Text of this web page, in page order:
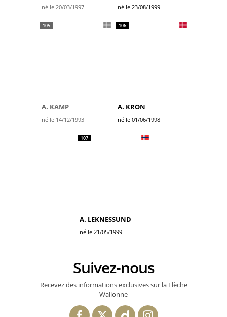
né le 20/03/1997 né le 23/08/1999
105
A. KAMP
né le 14/12/1993
106
A. KRON
né le 01/06/1998
107
A. LEKNESSUND
né le 21/05/1999
Suivez-nous
Recevez des informations exclusives sur la Flèche
Wallonne